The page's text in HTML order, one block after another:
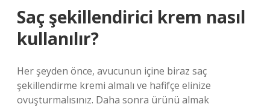
Saç şekillendirici krem nasıl
kullanılır?
Her şeyden önce, avucunun içine biraz saç
şekillendirme kremi almalı ve hafifçe elinize
ovuşturmalısınız. Daha sonra ürünü almak